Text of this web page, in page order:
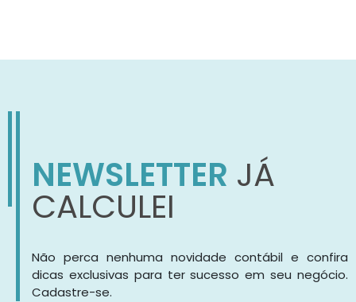
NEWSLETTER JÁ
CALCULEI
Não perca nenhuma novidade contábil e confira
dicas exclusivas para ter sucesso em seu negócio.
Cadastre-se.